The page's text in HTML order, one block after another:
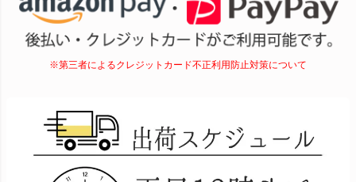
※第三者によるクレジットカード不正利用防止対策について